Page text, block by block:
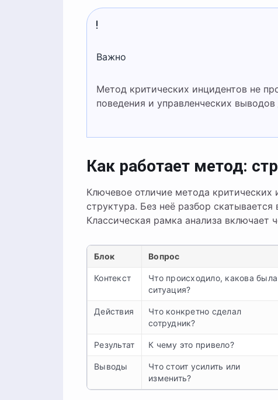
Важно
Метод критических инцидентов не про поиск виноватых, а про выявление моделей
поведения и управленческих выводов
Как работает метод:
Ключевое отличие метода
структура. Без неё разбор
Классическая рамка анализа включает
Блок Вопрос
Контекст
Что происходило, какова была
ситуация?
Действия
Что конкретно сделал
сотрудник?
Результат К чему это привело?
Выводы
Что стоит усилить или
изменить?